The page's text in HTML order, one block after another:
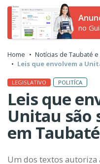
no
Home Notícias de Taubaté e
Leis que envolvem a
LEGISLATIVO POLITÍCA
Leis que
Unitau são
em Taubaté
Um dos textos